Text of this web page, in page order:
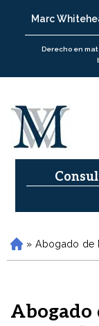
Marc
Derecho en
H
o
» Abogado de
Abogado